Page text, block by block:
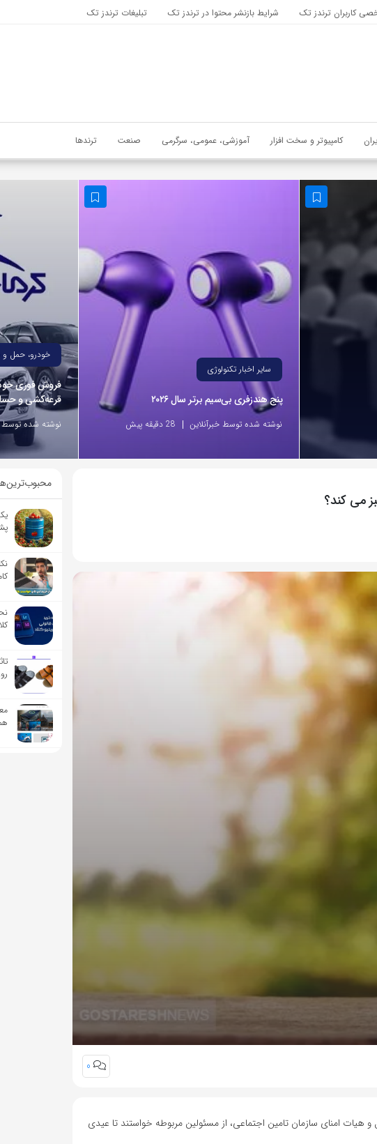
کاربران ترندز تک شرایط بازنشر محتوا در ترندز تک تبلیغات ترندز تک
کامپیوتر و سخت افزار آموزشی، عمومی، سرگرمی صنعت ترندها
سایر اخبار تکنولوژی
پنج هندزفری بی‌سیم برتر سال ۲۰۲۶
نوشته شده توسط خبرآنلاین 28 دقیقه پیش
خودرو، حمل و
قرعه‌کشی و
نوشته شده توسط
0
هیات امنای سازمان تامین اجتماعی، از مسئولین مربوطه خواستند تا عیدی